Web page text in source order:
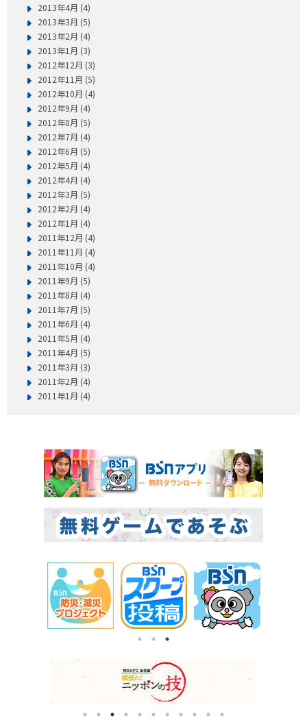
2013年4月 (4)
2013年3月 (5)
2013年2月 (4)
2013年1月 (3)
2012年12月 (3)
2012年11月 (5)
2012年10月 (4)
2012年9月 (4)
2012年8月 (5)
2012年7月 (4)
2012年6月 (5)
2012年5月 (4)
2012年4月 (4)
2012年3月 (5)
2012年2月 (4)
2012年1月 (4)
2011年12月 (4)
2011年11月 (4)
2011年10月 (4)
2011年9月 (5)
2011年8月 (4)
2011年7月 (5)
2011年6月 (4)
2011年5月 (4)
2011年4月 (5)
2011年3月 (3)
2011年2月 (4)
2011年1月 (4)